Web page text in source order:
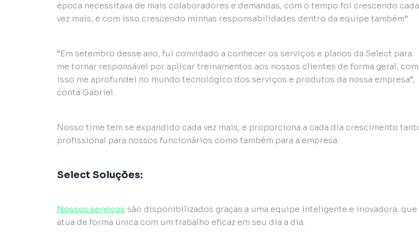
época necessitava de mais colaboradores e demandas, com o tempo foi crescendo cada
vez mais, e com isso crescendo minhas responsabilidades dentro da equipe também”.
“Em setembro desse ano, fui convidado a conhecer os serviços e planos da Select para
me tornar responsável por aplicar treinamentos aos nossos clientes de forma geral, com
isso me aprofundei no mundo tecnológico dos serviços e produtos da nossa empresa”,
conta Gabriel.
Nosso time tem se expandido cada vez mais, e proporciona a cada dia crescimento
profissional para nossos funcionários como também para a empresa.
Select Soluções:
Nossos serviços são disponibilizados graças a uma equipe inteligente e inovadora, que
atua de forma única com um trabalho eficaz em seu dia a dia.